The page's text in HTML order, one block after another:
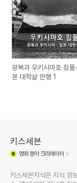
광복과 우키시마호 침
본 대학살 만행 1
키스세븐
영화분야 크리에이터
키스세븐지식은 지식 정